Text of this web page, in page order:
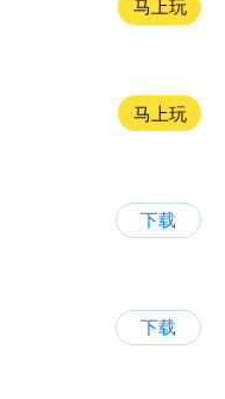
马上玩
马上玩
下载
下载